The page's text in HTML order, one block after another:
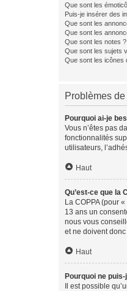
Que sont les
Puis-je insérer des
Que sont les
Que sont les
Que sont les notes ?
Que sont les sujets
Que sont les icônes
Problèmes
Pourquoi ai-je
Vous n’êtes pas
fonctionnalités
utilisateurs,
Haut
Qu’est-ce que la
La COPPA (pour
13 ans un
nous vous
et ne doivent
Haut
Pourquoi ne
Il est possible